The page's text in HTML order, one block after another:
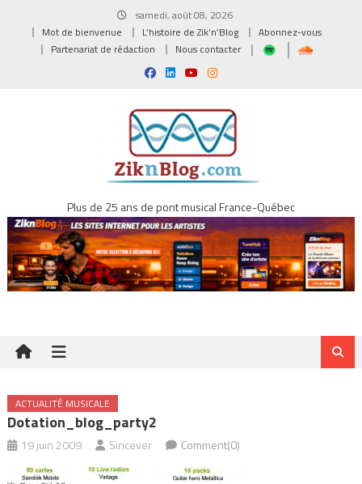
samedi, août 08, 2026
Mot de bienvenue
L’histoire de Zik’n’Blog
Abonnez-vous
Partenariat de rédaction
Nous contacter
Plus de 25 ans de pont musical France-Québec
ACTUALITÉ MUSICALE
Dotation_blog_party2
19 juin 2009 Sincever Comment(0)